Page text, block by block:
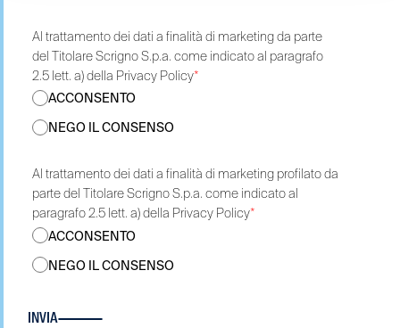
Al trattamento dei dati a finalità di marketing da parte
del Titolare Scrigno S.p.a. come indicato al paragrafo
2.5 lett. a) della Privacy Policy*
ACCONSENTO
NEGO IL CONSENSO
Al trattamento dei dati a finalità di marketing profilato da
parte del Titolare Scrigno S.p.a. come indicato al
paragrafo 2.5 lett. a) della Privacy Policy*
ACCONSENTO
NEGO IL CONSENSO
INVIA